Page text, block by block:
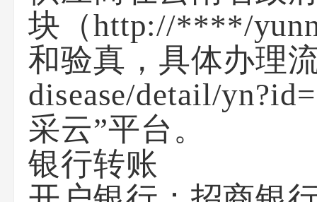
块（http://****/
和验真，具体办理
disease/detail/
采云”平台。
银行转账